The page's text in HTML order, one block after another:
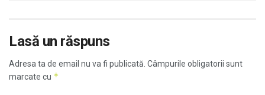
Lasă un răspuns
Adresa ta de email nu va fi publicată. Câmpurile obligatorii sunt
marcate cu *